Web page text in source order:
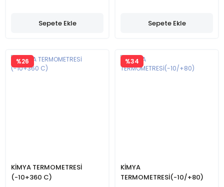
Sepete Ekle Sepete Ekle
KİMYA TERMOMETRESİ
(-10+360 C)
%26
KİMYA
TERMOMETRESİ(-10/+80)
%34